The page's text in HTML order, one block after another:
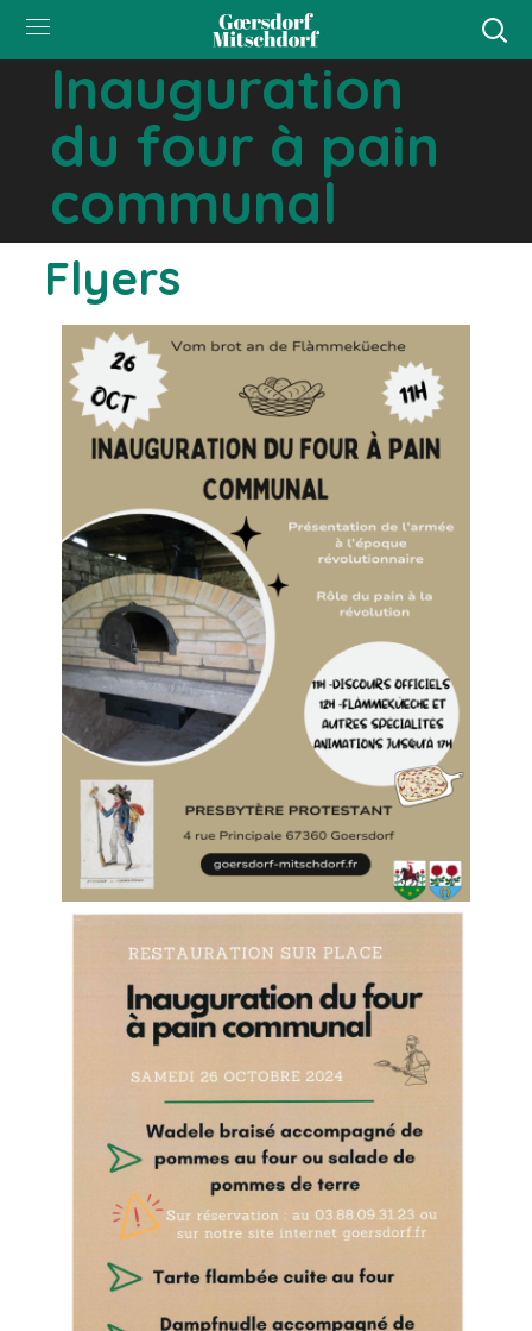
Inauguration
du four à pain
communal
Flyers